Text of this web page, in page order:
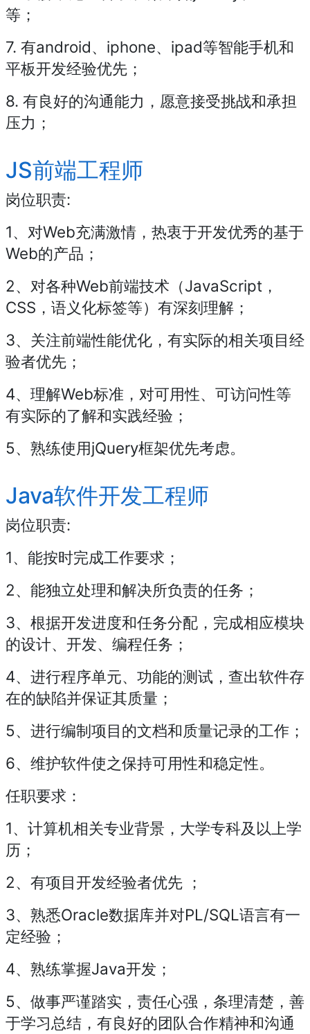
等；
7. 有android、iphone、ipad等智能手机和
平板开发经验优先；
8. 有良好的沟通能力，愿意接受挑战和承担
压力；
JS前端工程师
岗位职责:
1、对Web充满激情，热衷于开发优秀的基于
Web的产品；
2、对各种Web前端技术（JavaScript，
CSS，语义化标签等）有深刻理解；
3、关注前端性能优化，有实际的相关项目经
验者优先；
4、理解Web标准，对可用性、可访问性等
有实际的了解和实践经验；
5、熟练使用jQuery框架优先考虑。
Java软件开发工程师
岗位职责:
1、能按时完成工作要求；
2、能独立处理和解决所负责的任务；
3、根据开发进度和任务分配，完成相应模块
的设计、开发、编程任务；
4、进行程序单元、功能的测试，查出软件存
在的缺陷并保证其质量；
5、进行编制项目的文档和质量记录的工作；
6、维护软件使之保持可用性和稳定性。
任职要求：
1、计算机相关专业背景，大学专科及以上学
历；
2、有项目开发经验者优先 ；
3、熟悉Oracle数据库并对PL/SQL语言有一
定经验；
4、熟练掌握Java开发；
5、做事严谨踏实，责任心强，条理清楚，善
于学习总结，有良好的团队合作精神和沟通